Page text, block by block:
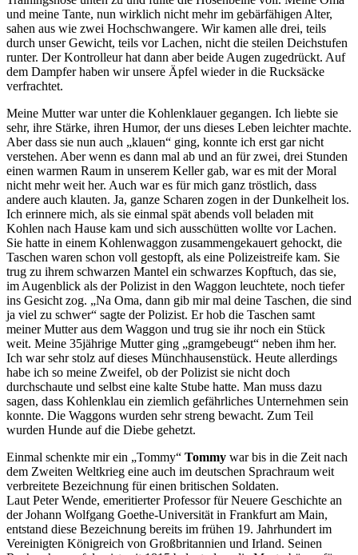
und meine Tante, nun wirklich nicht mehr im gebärfähigen Alter,
sahen aus wie zwei Hochschwangere. Wir kamen alle drei, teils
durch unser Gewicht, teils vor Lachen, nicht die steilen Deichstufen
runter. Der Kontrolleur hat dann aber beide Augen zugedrückt. Auf
dem Dampfer haben wir unsere Äpfel wieder in die Rucksäcke
verfrachtet.
Meine Mutter war unter die Kohlenklauer gegangen. Ich liebte sie
sehr, ihre Stärke, ihren Humor, der uns dieses Leben leichter machte.
Aber dass sie nun auch
klauen
ging, konnte ich erst gar nicht
verstehen. Aber wenn es dann mal ab und an für zwei, drei Stunden
einen warmen Raum in unserem Keller gab, war es mit der Moral
nicht mehr weit her. Auch war es für mich ganz tröstlich, dass
andere auch klauten. Ja, ganze Scharen zogen in der Dunkelheit los.
Ich erinnere mich, als sie einmal spät abends voll beladen mit
Kohlen nach Hause kam und sich ausschütten wollte vor Lachen.
Sie hatte in einem Kohlenwaggon zusammengekauert gehockt, die
Taschen waren schon voll gestopft, als eine Polizeistreife kam. Sie
trug zu ihrem schwarzen Mantel ein schwarzes Kopftuch, das sie,
im Augenblick als der Polizist in den Waggon leuchtete, noch tiefer
ins Gesicht zog.
Na Oma, dann gib mir mal deine Taschen, die sind
ja viel zu schwer
sagte der Polizist. Er hob die Taschen samt
meiner Mutter aus dem Waggon und trug sie ihr noch ein Stück
weit. Meine 35jährige Mutter ging
gramgebeugt
neben ihm her.
Ich war sehr stolz auf dieses Münchhausenstück. Heute allerdings
habe ich so meine Zweifel, ob der Polizist sie nicht doch
durchschaute und selbst eine kalte Stube hatte. Man muss dazu
sagen, dass Kohlenklau ein ziemlich gefährliches Unternehmen sein
konnte. Die Waggons wurden sehr streng bewacht. Zum Teil
wurden Hunde auf die Diebe gehetzt.
Einmal schenkte mir ein
Tommy Tommy war bis in die Zeit nach
dem Zweiten Weltkrieg eine auch im deutschen Sprachraum weit
verbreitete Bezeichnung für einen britischen Soldaten.
Laut Peter Wende, emeritierter Professor für Neuere Geschichte an
der Johann Wolfgang Goethe-Universität in Frankfurt am Main,
entstand diese Bezeichnung bereits im frühen 19. Jahrhundert im
Vereinigten Königreich von Großbritannien und Irland. Seinen